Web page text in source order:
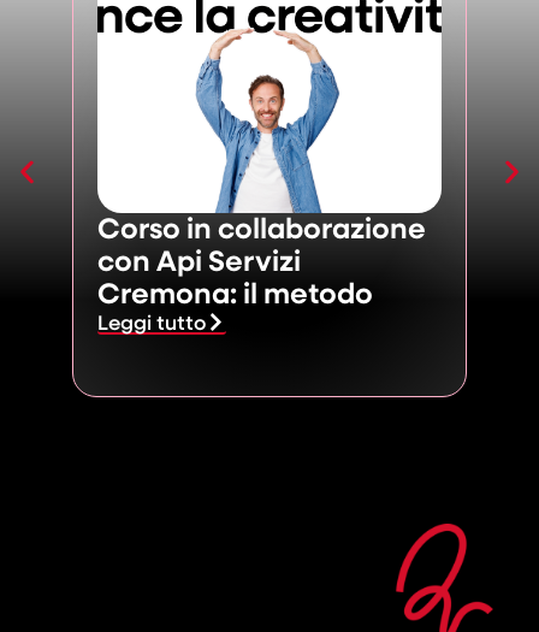
Corso in collaborazione
con Api Servizi
Cremona: il metodo
Leggi tutto